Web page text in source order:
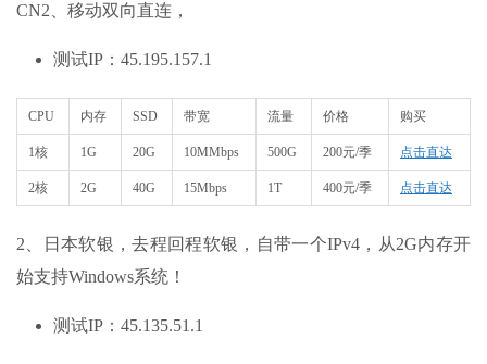
CN2、移动双向直连，
测试IP：45.195.157.1
CPU 内存 SSD 带宽 流量 价格 购买
1核 1G 20G 10MMbps 500G 200元/季 点击直达
2核 2G 40G 15Mbps 1T 400元/季 点击直达
2、日本软银，去程回程软银，自带一个IPv4，从2G内存开
始支持Windows系统！
测试IP：45.135.51.1